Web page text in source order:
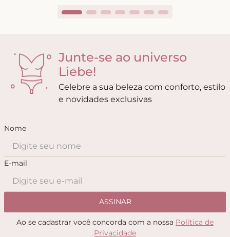
Junte-se ao universo
Liebe!
Celebre a sua beleza com conforto, estilo
e novidades exclusivas
Nome
E-mail
ASSINAR
Ao se cadastrar você concorda com a nossa Política de
Privacidade